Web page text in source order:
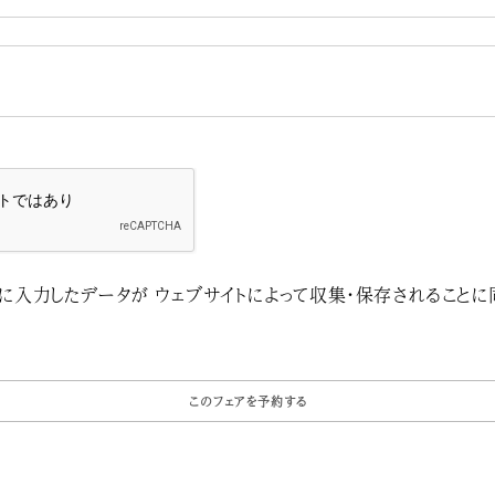
入力したデータが ウェブサイトによって収集・保存されることに